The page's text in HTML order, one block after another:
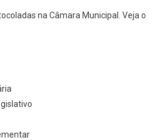
na Câmara Municipal. Veja o